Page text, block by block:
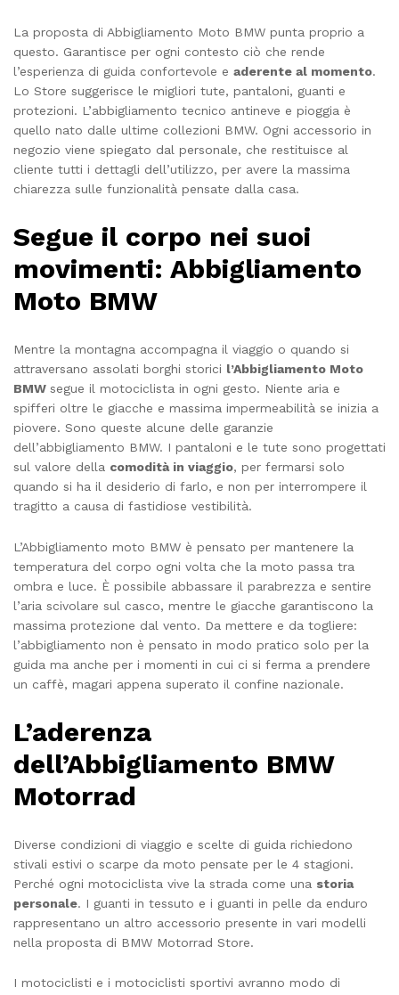
La proposta di Abbigliamento Moto BMW punta proprio a
questo. Garantisce per ogni contesto ciò che rende
l’esperienza di guida confortevole e aderente al momento.
Lo Store suggerisce le migliori tute, pantaloni, guanti e
protezioni. L’abbigliamento tecnico antineve e pioggia è
quello nato dalle ultime collezioni BMW. Ogni accessorio in
negozio viene spiegato dal personale, che restituisce al
cliente tutti i dettagli dell’utilizzo, per avere la massima
chiarezza sulle funzionalità pensate dalla casa.
Segue il corpo nei suoi
movimenti: Abbigliamento
Moto BMW
Mentre la montagna accompagna il viaggio o quando si
attraversano assolati borghi storici l’Abbigliamento Moto
BMW segue il motociclista in ogni gesto. Niente aria e
spifferi oltre le giacche e massima impermeabilità se inizia a
piovere. Sono queste alcune delle garanzie
dell’abbigliamento BMW. I pantaloni e le tute sono progettati
sul valore della comodità in viaggio, per fermarsi solo
quando si ha il desiderio di farlo, e non per interrompere il
tragitto a causa di fastidiose vestibilità.
L’Abbigliamento moto BMW è pensato per mantenere la
temperatura del corpo ogni volta che la moto passa tra
ombra e luce. È possibile abbassare il parabrezza e sentire
l’aria scivolare sul casco, mentre le giacche garantiscono la
massima protezione dal vento. Da mettere e da togliere:
l’abbigliamento non è pensato in modo pratico solo per la
guida ma anche per i momenti in cui ci si ferma a prendere
un caffè, magari appena superato il confine nazionale.
L’aderenza
dell’Abbigliamento BMW
Motorrad
Diverse condizioni di viaggio e scelte di guida richiedono
stivali estivi o scarpe da moto pensate per le 4 stagioni.
Perché ogni motociclista vive la strada come una storia
personale. I guanti in tessuto e i guanti in pelle da enduro
rappresentano un altro accessorio presente in vari modelli
nella proposta di BMW Motorrad Store.
I motociclisti e i motociclisti sportivi avranno modo di